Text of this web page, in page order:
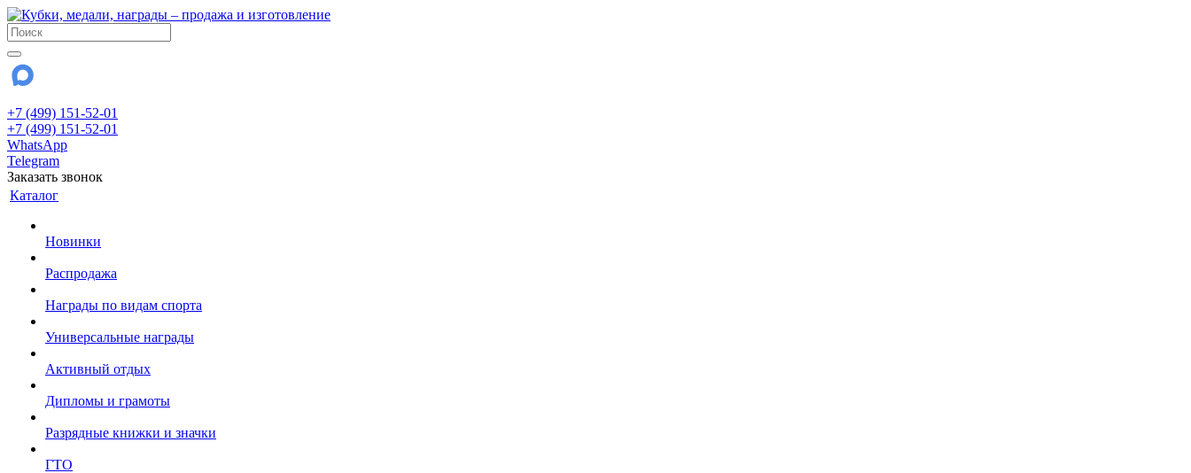
+7 (499) 151-52-01
+7 (499) 151-52-01
WhatsApp
Telegram
Заказать звонок
Каталог
Новинки
Распродажа
Награды по видам спорта
Универсальные награды
Активный отдых
Дипломы и грамоты
Разрядные книжки и значки
ГТО